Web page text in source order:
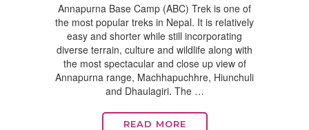
Annapurna Base Camp (ABC) Trek is one of
the most popular treks in Nepal. It is relatively
easy and shorter while still incorporating
diverse terrain, culture and wildlife along with
the most spectacular and close up view of
Annapurna range, Machhapuchhre, Hiunchuli
and Dhaulagiri. The …
READ MORE